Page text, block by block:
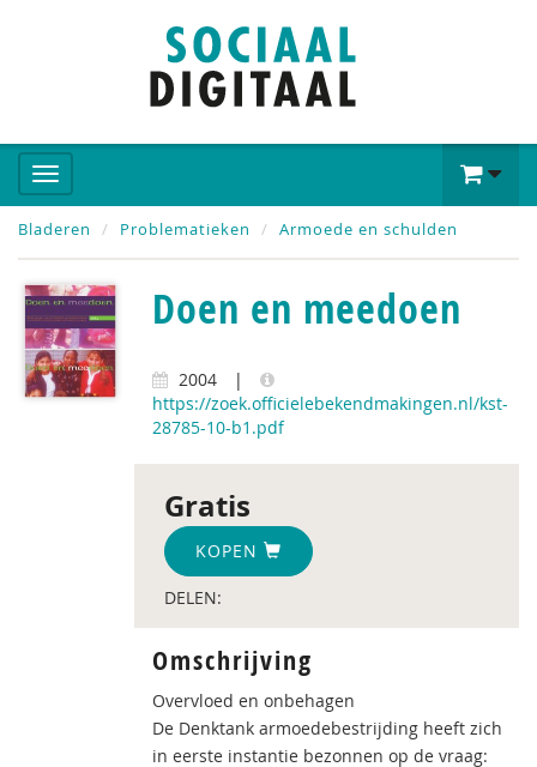
Bladeren Problematieken Armoede en schulden
Doen en meedoen
2004
|
https://zoek.officielebekendmakingen.nl/kst-
28785-10-b1.pdf
Gratis
KOPEN
DELEN:
Omschrijving
Overvloed en onbehagen
De Denktank armoedebestrijding heeft zich
in eerste instantie bezonnen op de vraag: